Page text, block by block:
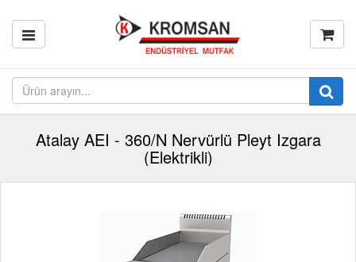
Atalay AEI - 360/N Nervürlü Pleyt Izgara
(Elektrikli)